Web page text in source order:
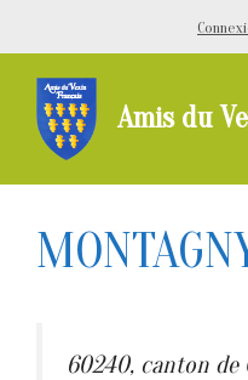
contenu
Amis du
60240, canton de